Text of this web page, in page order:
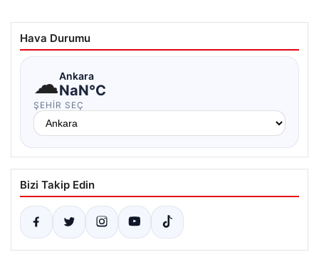
Hava Durumu
☁Ankara
NaN°C
ŞEHIR SEÇ
Bizi Takip Edin